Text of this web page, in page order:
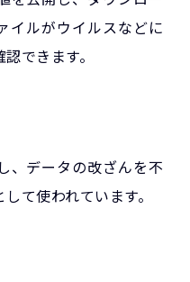
イルがウイルスなどに
できます。
、データの改ざんを不
て使われています。